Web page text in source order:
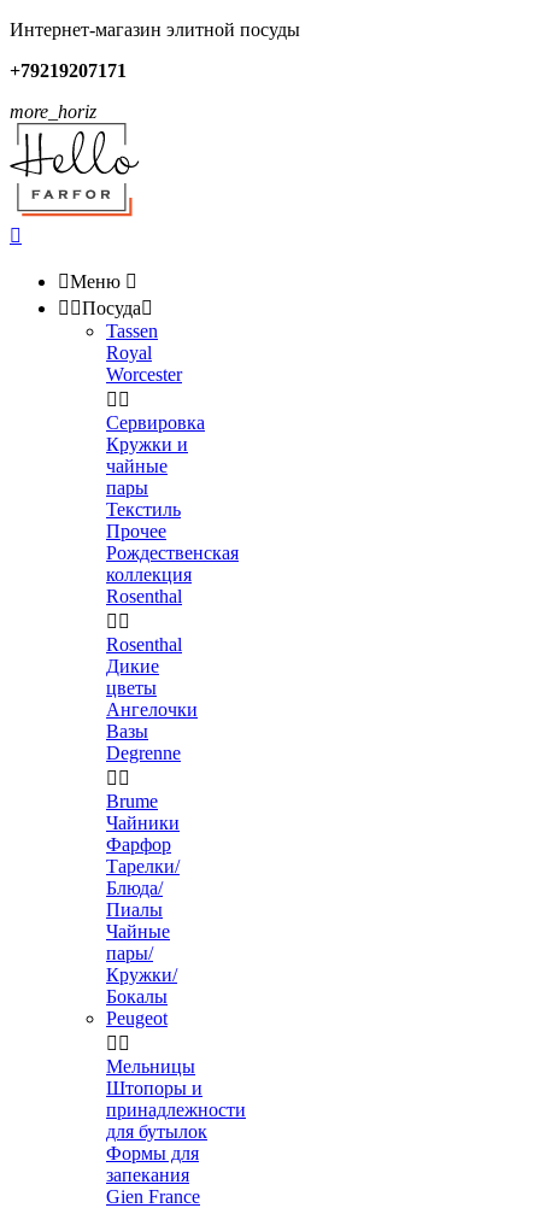
Интернет-магазин элитной посуды
+79219207171
more_horiz

Меню 
 Посуда
Tassen
Royal
Worcester
 
Сервировка
Кружки и
чайные
пары
Текстиль
Прочее
Рождественская
коллекция
Rosenthal
 
Rosenthal
Дикие
цветы
Ангелочки
Вазы
Degrenne
 
Brume
Чайники
Фарфор
Тарелки/
Блюда/
Пиалы
Чайные
пары/
Кружки/
Бокалы
Peugeot
 
Мельницы
Штопоры и
принадлежности
для бутылок
Формы для
запекания
Gien France